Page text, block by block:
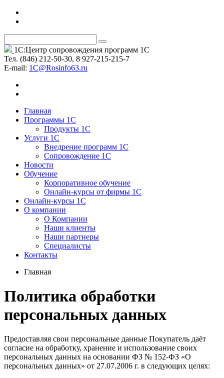
1С:Центр сопровождения программ 1С
Тел. (846) 212-50-30, 8 927-215-215-7
Е-mail: 1C@Rosinfo63.ru
Главная
Программы 1С
Продукты 1С
Услуги 1С
Внедрение программ 1С
Сопровождение 1С
Новости
Обучение
Корпоративное обучение
Онлайн-курсы от фирмы 1С
Онлайн-курсы 1С
О компании
О Компании
Наши клиенты
Наши партнеры
Специалисты
Контакты
Главная
Политика обработки
персональных данных
Предоставляя свои персональные данные Покупатель даёт
согласие на обработку, хранение и использование своих
персональных данных на основании ФЗ № 152-ФЗ «О
персональных данных» от 27.07.2006 г. в следующих целях: